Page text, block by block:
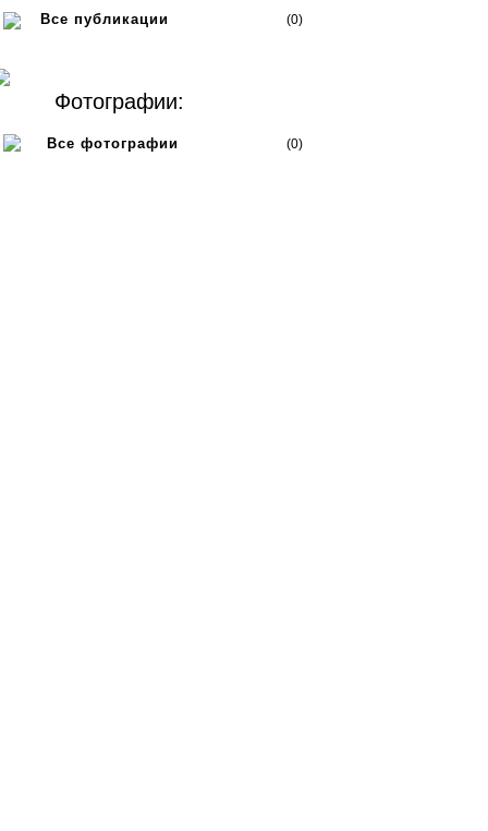
Все публикации (0)
Фотографии:
Все фотографии (0)